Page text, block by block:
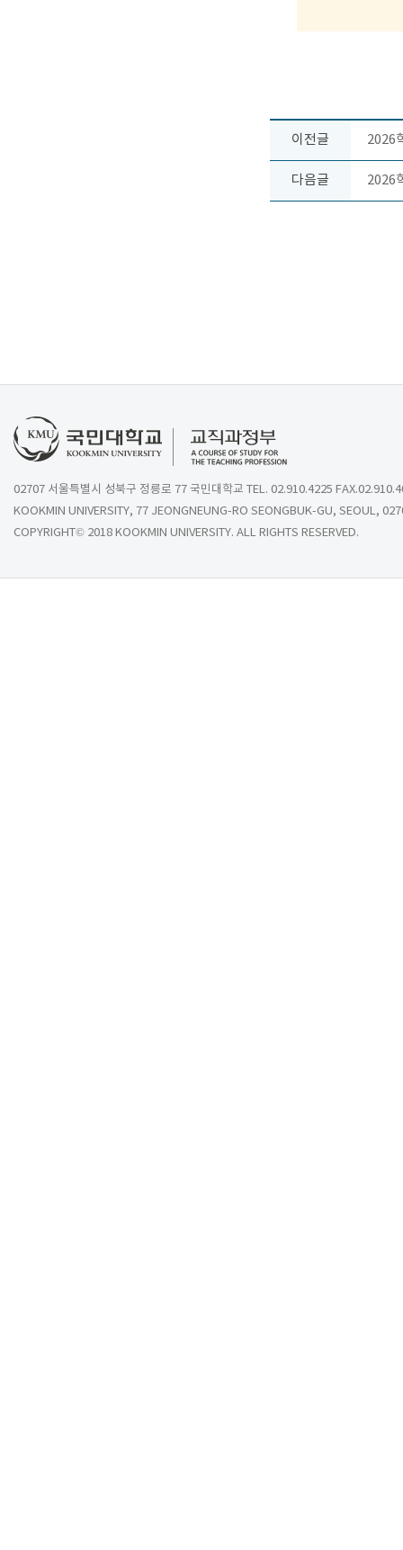
이전글 2026
다음글 2026
02707 서울특별시 성북구 정릉로 77 국민대학교 TEL. 02.910.4225
KOOKMIN UNIVERSITY, 77 JEONGNEUNG-RO SEONGBUK-GU, SEOUL,
COPYRIGHT© 2018 KOOKMIN UNIVERSITY. ALL RIGHTS RESERVED.